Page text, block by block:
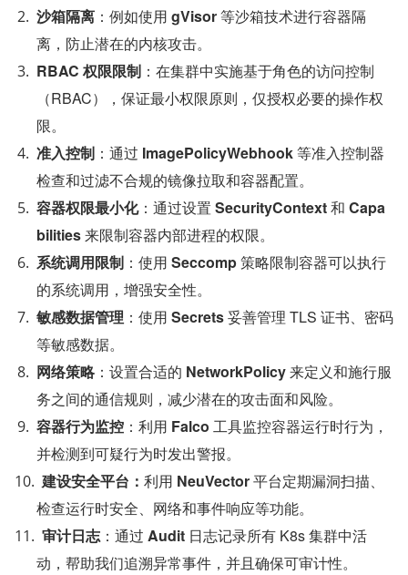
沙箱隔离 ：例如使用 gVisor 等沙箱技术进行容器隔
离，防止潜在的内核攻击。
RBAC 权限限制 ：在集群中实施基于角色的访问控制
（RBAC），保证最小权限原则，仅授权必要的操作权
限。
准入控制 ：通过 ImagePolicyWebhook 等准入控制器
检查和过滤不合规的镜像拉取和容器配置。
容器权限最小化：通过设置 SecurityContext 和 Capa
bilities 来限制容器内部进程的权限。
系统调用限制 ：使用 Seccomp 策略限制容器可以执行
的系统调用，增强安全性。
敏感数据管理 ：使用 Secrets 妥善管理 TLS 证书、密码
等敏感数据。
网络策略：设置合适的 NetworkPolicy 来定义和施行服
务之间的通信规则，减少潜在的攻击面和风险。
容器行为监控 ：利用 Falco 工具监控容器运行时行为，
并检测到可疑行为时发出警报。
建设安全平台： 利用 NeuVector 平台定期漏洞扫描、
检查运行时安全、网络和事件响应等功能。
审计日志：通过 Audit 日志记录所有 K8s 集群中活
动，帮助我们追溯异常事件，并且确保可审计性。